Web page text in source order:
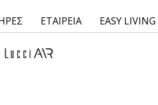
ΕΤΑΙΡΕΙΑ EASY LIVING